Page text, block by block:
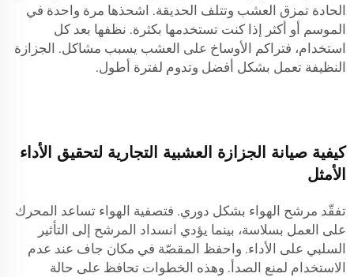
الحادة تمزق العشب وتتلف الحديقة. اشحذها مرة واحدة في
الموسم أو أكثر إذا كنت تستخدمها بكثرة. نظفها بعد كل
استخدام، فتراكم الأوساخ على العشب يسبب مشاكل. الجزازة
النظيفة تعمل بشكل أفضل وتدوم لفترة أطول.
كيفية صيانة الجزازة العشبية التجارية لتحقيق الأداء
الأمثل
تفقّد مرشح الهواء بشكل دوري. فتصفية الهواء تساعد المحرك
على العمل بسلاسة، بينما يؤدي انسداد المرشح إلى التأثير
السلبي على الأداء. واحفظ المقصّة في مكان جاف عند عدم
الاستخدام لمنع الصدأ. وهذه الخطوات تحافظ على حالة